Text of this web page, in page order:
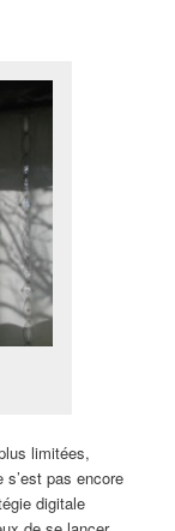
limitées,
s’est pas encore
digitale